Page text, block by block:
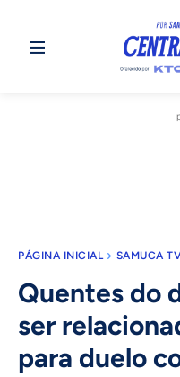
PÁGINA INICIAL SAMUCA
Quentes do
ser
para duelo